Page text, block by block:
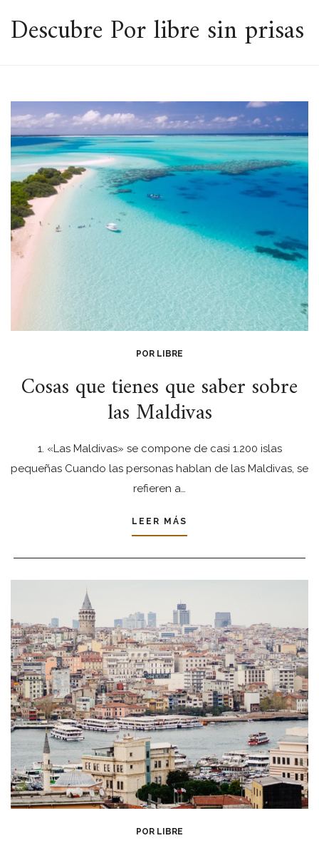
ESPACIO
Descubre Por libre sin prisas
POR LIBRE
Cosas que tienes que saber sobre
las Maldivas
1. «Las Maldivas» se compone de casi 1.200 islas
pequeñas Cuando las personas hablan de las Maldivas, se
refieren a…
LEER MÁS
POR LIBRE